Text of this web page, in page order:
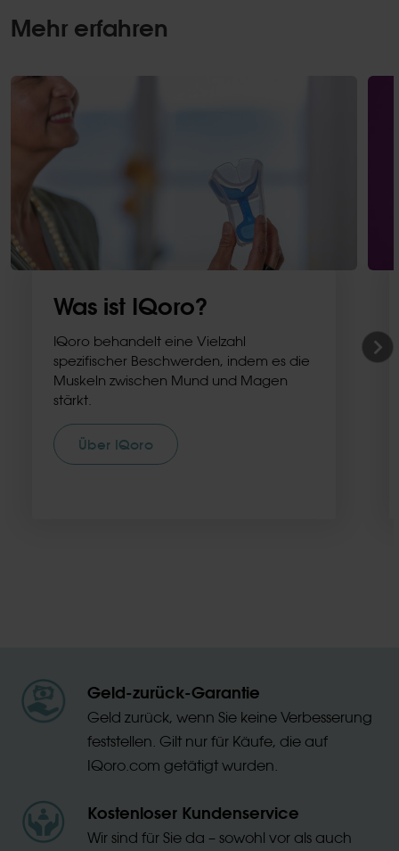
Mehr erfahren
Was ist IQoro?
IQoro behandelt eine Vielzahl
spezifischer Beschwerden, indem es die
Muskeln zwischen Mund und Magen
stärkt.
Über IQoro
Geld-zurück-Garantie
Geld zurück, wenn Sie keine Verbesserung
feststellen. Gilt nur für Käufe, die auf
IQoro.com getätigt wurden.
Kostenloser Kundenservice
Wir sind für Sie da – sowohl vor als auch